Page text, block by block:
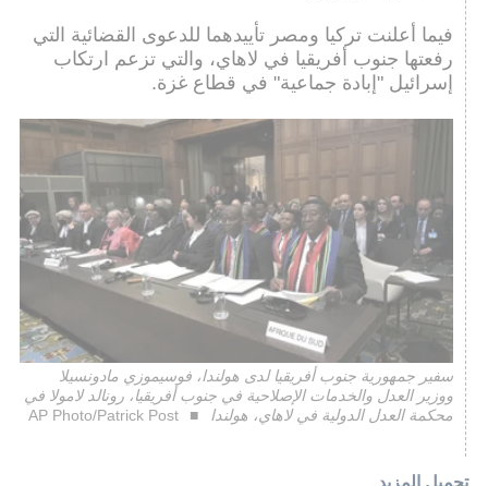
فيما أعلنت تركيا ومصر تأييدهما للدعوى القضائية التي
رفعتها جنوب أفريقيا في لاهاي، والتي تزعم ارتكاب
إسرائيل "إبادة جماعية" في قطاع غزة.
سفير جمهورية جنوب أفريقيا لدى هولندا، فوسيموزي مادونسيلا
ووزير العدل والخدمات الإصلاحية في جنوب أفريقيا، رونالد لامولا في
محكمة العدل الدولية في لاهاي، هولندا
AP Photo/Patrick Post
تحميل المزيد